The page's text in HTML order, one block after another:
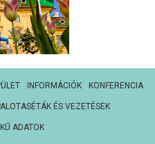
INFORMÁCIÓK KONFERENCIA
ÉS VEZETÉSEK
ADATOK